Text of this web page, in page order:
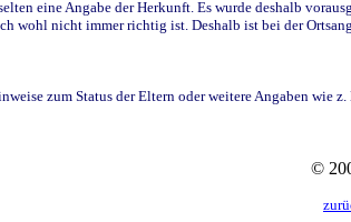
eine Angabe der Herkunft. Es wurde deshalb
wohl nicht immer richtig ist. Deshalb ist bei der
zum Status der Eltern oder weitere Angaben wie
©